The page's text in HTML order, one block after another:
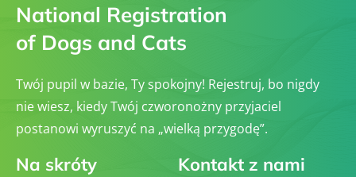
National Registration
of Dogs and Cats
Twój pupil w bazie, Ty spokojny! Rejestruj, bo nigdy
nie wiesz, kiedy Twój czworonożny przyjaciel
postanowi wyruszyć na „wielką przygodę”.
Na skróty Kontakt z nami